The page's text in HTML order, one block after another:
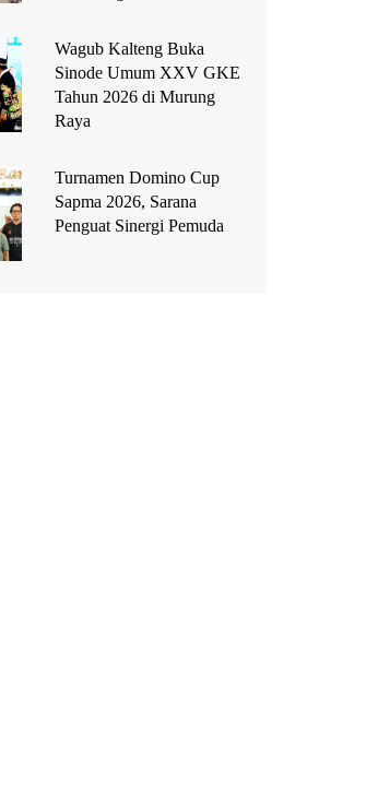
Wagub Kalteng Buka
Sinode Umum XXV GKE
Tahun 2026 di Murung
Raya
Turnamen Domino Cup
Sapma 2026, Sarana
Penguat Sinergi Pemuda